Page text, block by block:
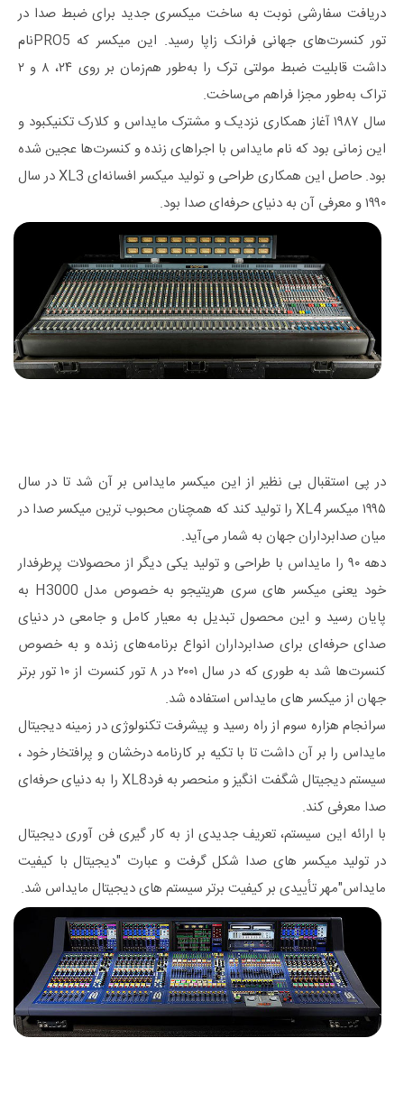
دریافت سفارشی نوبت به ساخت میکسری جدید برای ضبط صدا در
تور کنسرت‌های جهانی فرانک زاپا رسید. این میکسر که PRO5نام
داشت قابلیت ضبط مولتی ترک را به‌طور هم‌زمان بر روی ۲۴، ۸ و ۲
تراک به‌طور مجزا فراهم می‌ساخت.
سال ۱۹۸۷ آغاز همکاری نزدیک و مشترک مایداس و کلارک تکنیکبود و
این‌ زمانی بود که نام مایداس با اجراهای زنده و کنسرت‌ها عجین شده
بود. حاصل این همکاری طراحی و تولید میکسر افسانه‌ای XL3 در سال
۱۹۹۰ و معرفی آن به دنیای حرفه‌ای صدا بود.
در پی استقبال بی‌ نظیر از این میکسر مایداس بر آن شد تا در سال
۱۹۹۵ میکسر XL4 را تولید کند که همچنان محبوب‌ ترین میکسر صدا در
میان صدابرداران جهان به شمار می‌آید.
دهه ۹۰ را مایداس با طراحی و تولید یکی دیگر از محصولات پرطرفدار
خود یعنی میکسر های سری هریتیجو به‌ خصوص مدل H3000 به
پایان رسید و این محصول تبدیل به معیار کامل و جامعی در دنیای
صدای حرفه‌ای برای صدابرداران انواع برنامه‌های زنده و به‌ خصوص
کنسرت‌ها شد به ‌طوری‌ که در سال ۲۰۰۱ در ۸ تور کنسرت از ۱۰ تور برتر
جهان از میکسر های مایداس استفاده شد.
سرانجام هزاره سوم از راه رسید و پیشرفت تکنولوژی در زمینه دیجیتال
مایداس را بر آن داشت تا با تکیه‌ بر کارنامه درخشان و پرافتخار خود ،
سیستم دیجیتال شگفت‌ انگیز و منحصر به ‌فردXL8 را به دنیای حرفه‌ای
صدا معرفی کند.
با ارائه این سیستم، تعریف جدیدی از به کار گیری فن آوری دیجیتال
در تولید میکسر های صدا شکل گرفت و عبارت "دیجیتال با کیفیت
مایداس"مهر تأییدی بر کیفیت برتر سیستم های دیجیتال مایداس شد.